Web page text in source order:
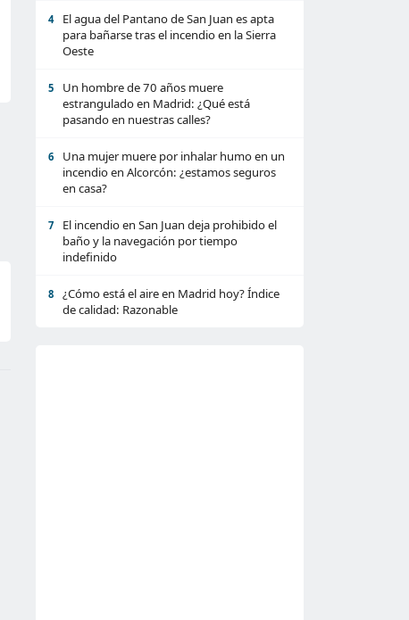
4
El agua del Pantano de San Juan es apta
para bañarse tras el incendio en la Sierra
Oeste
5
Un hombre de 70 años muere
estrangulado en Madrid: ¿Qué está
pasando en nuestras calles?
6
Una mujer muere por inhalar humo en un
incendio en Alcorcón: ¿estamos seguros
en casa?
7
El incendio en San Juan deja prohibido el
baño y la navegación por tiempo
indefinido
8
¿Cómo está el aire en Madrid hoy? Índice
de calidad: Razonable